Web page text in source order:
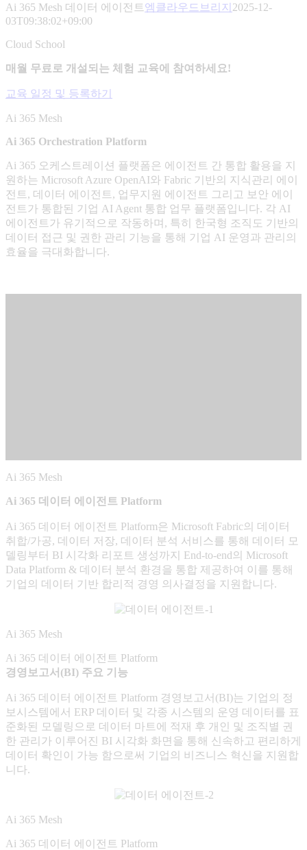
Ai 365 Mesh 데이터 에이전트 엠클라우드브리지 2025-12-
03T09:38:02+09:00
Cloud School
매월 무료로 개설되는 체험 교육에 참여하세요!
교육 일정 및 등록하기
Ai 365 Mesh
Ai 365 Orchestration Platform
Ai 365 오케스트레이션 플랫폼은 에이전트 간 통합 활용을 지
원하는 Microsoft Azure OpenAI와 Fabric 기반의 지식관리 에이
전트, 데이터 에이전트, 업무지원 에이전트 그리고 보안 에이
전트가 통합된 기업 AI Agent 통합 업무 플랫폼입니다. 각 AI
에이전트가 유기적으로 작동하며, 특히 한국형 조직도 기반의
데이터 접근 및 권한 관리 기능을 통해 기업 AI 운영과 관리의
효율을 극대화합니다.
Ai 365 Mesh
Ai 365 데이터 에이전트 Platform
Ai 365 데이터 에이전트 Platform은 Microsoft Fabric의 데이터
취합/가공, 데이터 저장, 데이터 분석 서비스를 통해 데이터 모
델링부터 BI 시각화 리포트 생성까지 End-to-end의 Microsoft
Data Platform & 데이터 분석 환경을 통합 제공하여 이를 통해
기업의 데이터 기반 합리적 경영 의사결정을 지원합니다.
Ai 365 Mesh
Ai 365 데이터 에이전트 Platform
경영보고서(BI) 주요 기능
Ai 365 데이터 에이전트 Platform 경영보고서(BI)는 기업의 정
보시스템에서 ERP 데이터 및 각종 시스템의 운영 데이터를 표
준화된 모델링으로 데이터 마트에 적재 후 개인 및 조직별 권
한 관리가 이루어진 BI 시각화 화면을 통해 신속하고 편리하게
데이터 확인이 가능 함으로써 기업의 비즈니스 혁신을 지원합
니다.
Ai 365 Mesh
Ai 365 데이터 에이전트 Platform